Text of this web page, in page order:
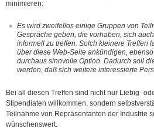
minimieren:
Es wird zweifellos einige Gruppen von
Gespräche geben, die vorhaben, sich
informell zu treffen. Solch kleinere Treffen
über diese Web-Seite ankündigen,
durchaus sinnvolle Option. Dadurch soll
werden, daß sich weitere interessierte
Bei all diesen Treffen sind nicht nur Liebig-
Stipendiaten willkommen, sondern
Teilnahme von Repräsentanten der Industrie
wünschenswert.